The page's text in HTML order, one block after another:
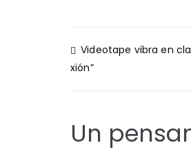
Navegación
de
Videotape vibra en
xión”
Un